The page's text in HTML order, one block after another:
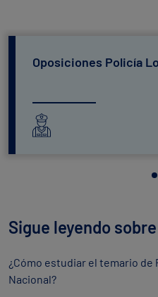
Oposiciones Policía
Sigue leyendo sobre
¿Cómo estudiar el temario de
Nacional?